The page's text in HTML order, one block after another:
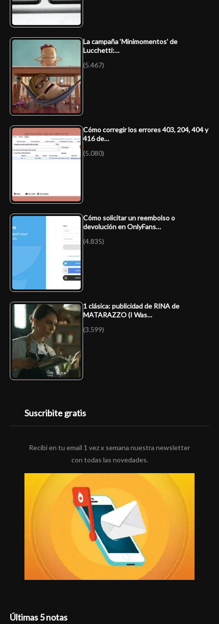
La campaña ‘Minimomentos’ de
Lucchetti:…
(5.467)
Cómo corregir los errores 403, 204, 404 y
416 de…
(5.080)
Cómo solicitar un reembolso o
devolución en OnlyFans…
(4.835)
1 clásica: publicidad de RINA de
MATARAZZO (I Was…
(3.599)
Suscribite gratis
Recibí en tu email 1 vez x semana nuestra newsletter
con todas las novedades.
Últimas 5 notas